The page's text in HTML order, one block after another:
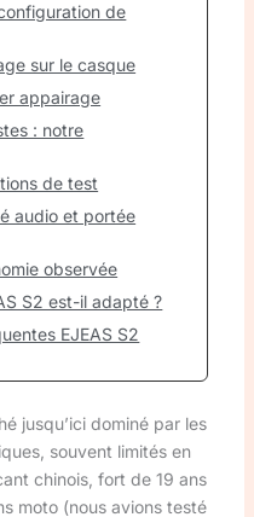
de
sur le casque
appairage
: notre
de test
audio et portée
observée
S2 est-il adapté ?
EJEAS S2
jusqu’ici dominé par les
souvent limités en
chinois, fort de 19 ans
moto (nous avions testé